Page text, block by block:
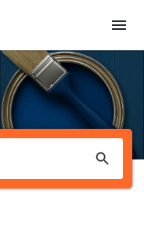
menu
search